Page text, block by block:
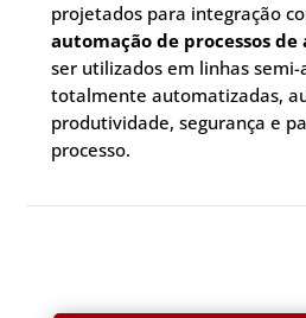
projetados para integração
automação de processos de
ser utilizados em linhas
totalmente automatizadas,
produtividade, segurança e
processo.